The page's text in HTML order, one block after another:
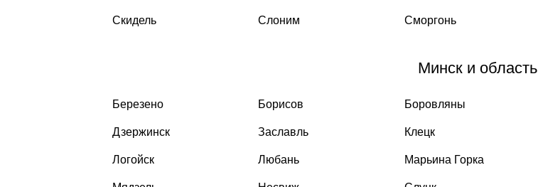
Скидель Слоним Сморгонь
Минск и область
Березено Борисов Боровляны
Дзержинск Заславль Клецк
Логойск Любань Марьина Горка